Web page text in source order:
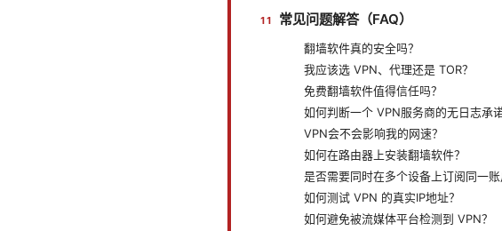
常见问题解答（FAQ）
翻墙软件真的安全吗？
我应该选 VPN、代理还是 TOR？
免费翻墙软件值得信任吗？
如何判断一个 VPN服务商的无日志承
VPN会不会影响我的网速？
如何在路由器上安装翻墙软件？
是否需要同时在多个设备上订阅同一账
如何测试 VPN 的真实IP地址？
如何避免被流媒体平台检测到 VPN？